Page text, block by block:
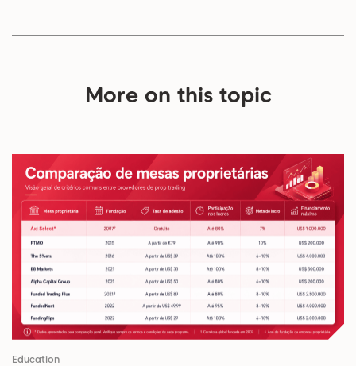
More on this topic
Education